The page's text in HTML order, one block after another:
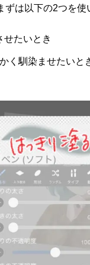
は以下の2つを使
せたいとき
く馴染ませたいと